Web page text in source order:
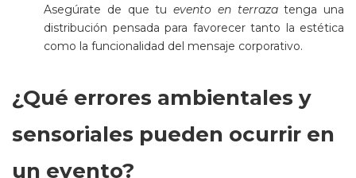
Asegúrate de que tu evento en terrazatenga una
distribución pensada para favorecer tanto la estética
como la funcionalidad del mensaje corporativo.
¿Qué errores ambientales y
sensoriales pueden ocurrir en
un evento?